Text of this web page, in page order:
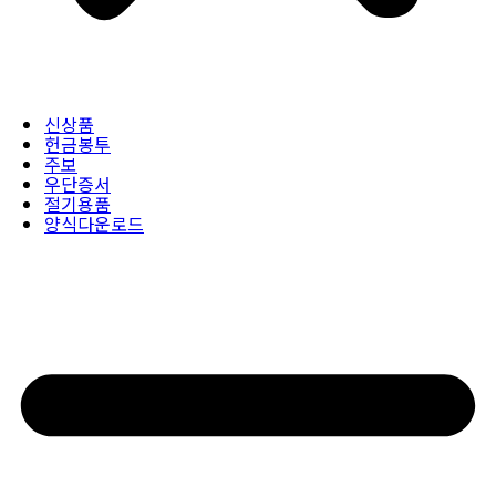
신상품
헌금봉투
주보
우단증서
절기용품
양식다운로드